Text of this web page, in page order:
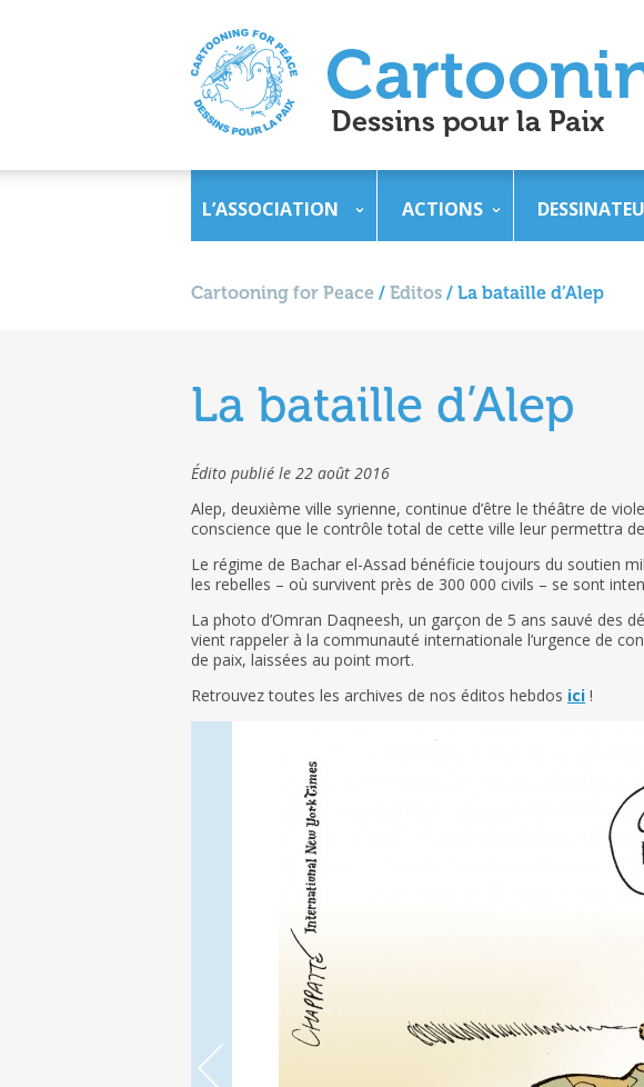
L’ASSOCIATION ACTIONS
Cartooning for Peace / Editos / La bataille d’Alep
La bataille d’Alep
Édito publié le 22 août 2016
Alep, deuxième ville syrienne, continue d’être le théâtre de
conscience que le contrôle total de cette ville leur permettra
Le régime de Bachar el-Assad bénéficie toujours du soutien
les rebelles – où survivent près de 300 000 civils – se sont
La photo d’Omran Daqneesh, un garçon de 5 ans sauvé des
vient rappeler à la communauté internationale l’urgence de
de paix, laissées au point mort.
Retrouvez toutes les archives de nos éditos hebdos ici !